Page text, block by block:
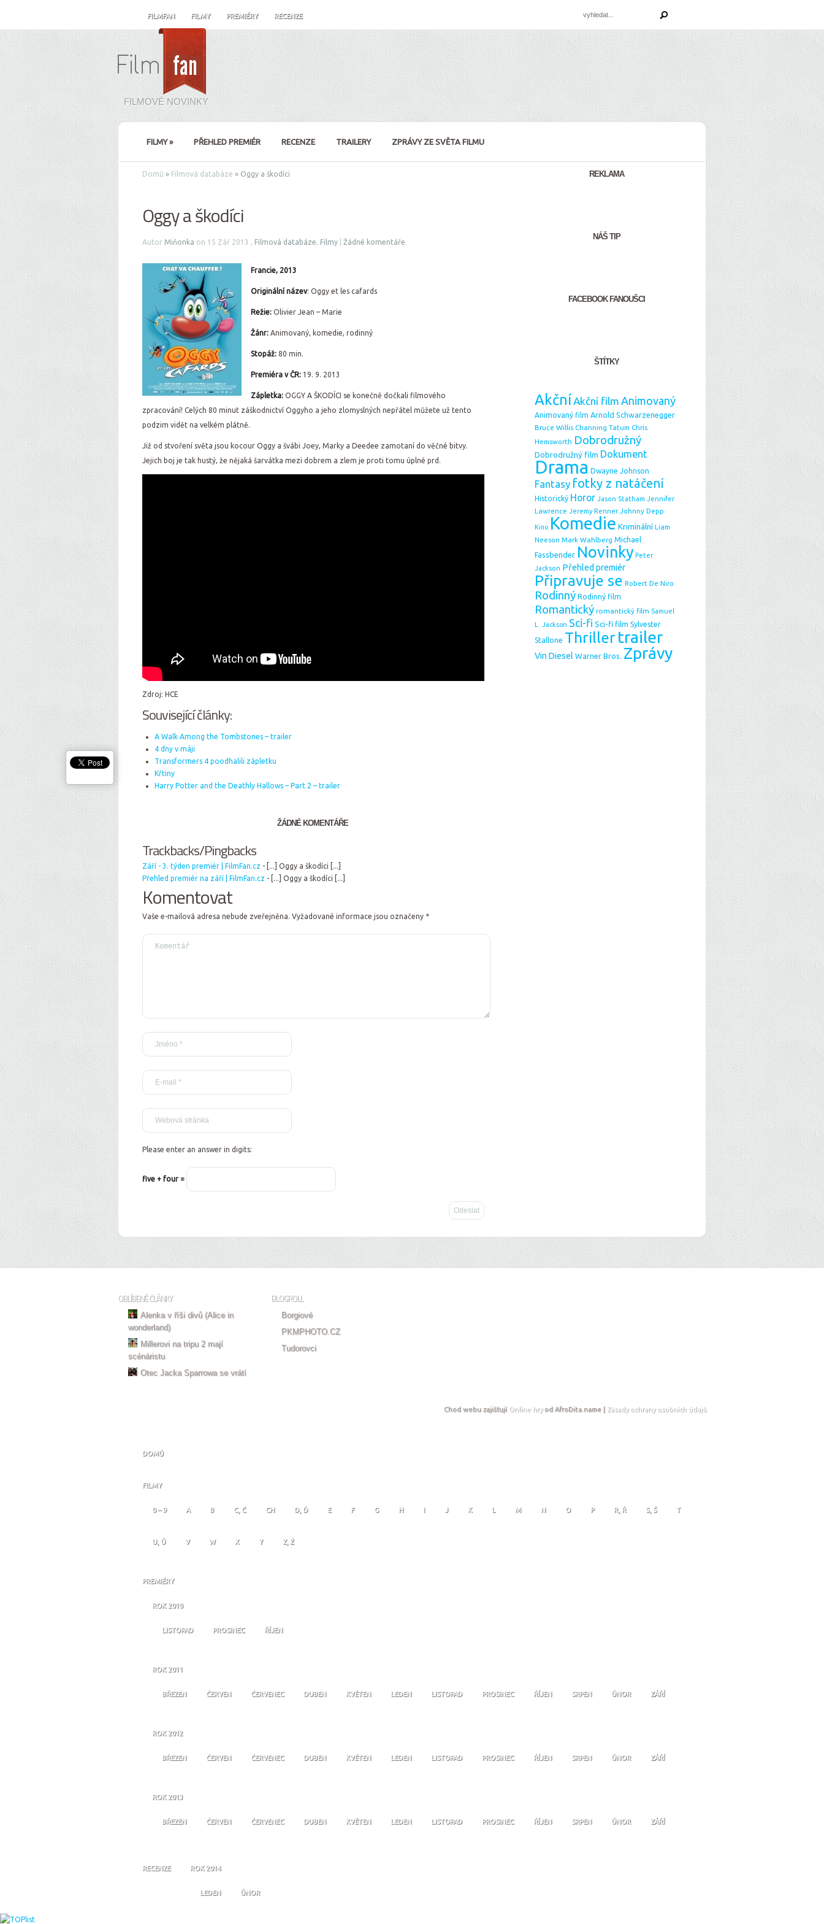
FILMFAN FILMY PREMIÉRY RECENZE
FILMOVÉ NOVINKY
FILMY» PŘEHLED PREMIÉR RECENZE TRAILERY ZPRÁVY ZE SVĚTA FILMU
Domů » Filmová databáze » Oggy a škodíci
Oggy a škodíci
Autor Miňonka on 15 Zář 2013 , Filmová databáze, Filmy Žádné komentáře
Francie, 2013
Originální název: Oggy et les cafards
Režie: Olivier Jean – Marie
Žánr: Animovaný, komedie, rodinný
Stopáž: 80 min.
Premiéra v ČR: 19. 9. 2013
Zápletka: OGGY A ŠKODÍCI se konečně dočkali filmového
zpracování! Celých 80 minut záškodnictví Oggyho a jeho zlomyslných nepřátel můžete už tento
podzim vidět na velkém plátně.
Již od stvoření světa jsou kocour Oggy a švábi Joey, Marky a Deedee zamotaní do věčné bitvy.
Jejich boj je tak hustý, že nějaká šarvátka mezi dobrem a zlem je proti tomu úplné prd.
Zdroj: HCE
Související články:
A Walk Among the Tombstones – trailer
4 dny v máji
Transformers 4 poodhalili zápletku
Křtiny
Harry Potter and the Deathly Hallows – Part 2 – trailer
ŽÁDNÉ KOMENTÁŘE
Trackbacks/Pingbacks
Září - 3. týden premiér | FilmFan.cz - [...] Oggy a škodíci [...]
Přehled premiér na září | FilmFan.cz - [...] Oggy a škodíci [...]
Komentovat
Vaše e-mailová adresa nebude zveřejněna. Vyžadované informace jsou označeny *
Please enter an answer in digits:
five + four =
REKLAMA
NÁŠ TIP
FACEBOOK FANOUŠCI
ŠTÍTKY
AkčníAkční film Animovaný
Animovaný film Arnold Schwarzenegger
Bruce Willis Channing Tatum Chris
Hemsworth Dobrodružný
Dobrodružný film Dokument
Drama Dwayne Johnson
Fantasy fotky z natáčení
Historický Horor Jason Statham Jennifer
Lawrence Jeremy Renner Johnny Depp
Kino Komedie Kriminální Liam
Neeson Mark Wahlberg Michael
Fassbender Novinky Peter
Jackson Přehled premiér
Připravuje se Robert De Niro
Rodinný Rodinný film
Romantický romantický film Samuel
L. Jackson Sci-fi Sci-fi film Sylvester
Stallone Thrillertrailer
Vin Diesel Warner Bros. Zprávy
OBLÍBENÉ ČLÁNKY
Alenka v říši divů (Alice in
wonderland)
Millerovi na tripu 2 mají
scénáristu
Otec Jacka Sparrowa se vrátí
BLOGROLL
Borgiové
PKMPHOTO.CZ
Tudorovci
Chod webu zajišťují Online hryod AfroDita.name | Zásady ochrany osobních údajů
DOMŮ
FILMY
0 – 9 A B C, Č CH D, Ď E F G H I J K L M N O P R, Ř S, Š T
U, Ú V W X Y Z, Ž
PREMIÉRY
ROK 2010
LISTOPAD PROSINEC ŘÍJEN
ROK 2011
BŘEZEN ČERVEN ČERVENEC DUBEN KVĚTEN LEDEN LISTOPAD PROSINEC ŘÍJEN SRPEN ÚNOR ZÁŘÍ
ROK 2012
BŘEZEN ČERVEN ČERVENEC DUBEN KVĚTEN LEDEN LISTOPAD PROSINEC ŘÍJEN SRPEN ÚNOR ZÁŘÍ
ROK 2013
BŘEZEN ČERVEN ČERVENEC DUBEN KVĚTEN LEDEN LISTOPAD PROSINEC ŘÍJEN SRPEN ÚNOR ZÁŘÍ
RECENZE ROK 2014
LEDEN ÚNOR